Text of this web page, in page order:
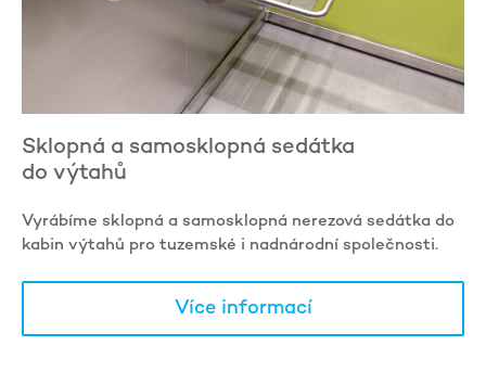
Sklopná a samosklopná sedátka
do výtahů
Vyrábíme sklopná a samosklopná nerezová sedátka do
kabin výtahů pro tuzemské i nadnárodní společnosti.
Více informací